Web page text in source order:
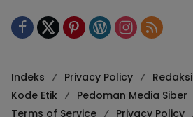
Indeks Privacy Policy Redaksi
Kode Etik
Pedoman Media Siber
Terms of Service
Privacy Policy